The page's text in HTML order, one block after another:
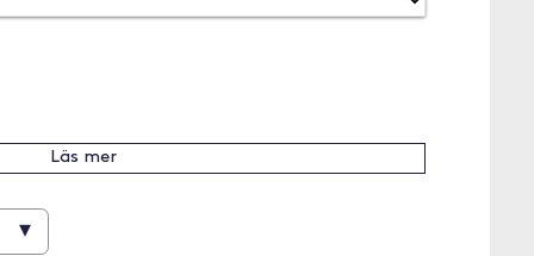
Läs mer
▾